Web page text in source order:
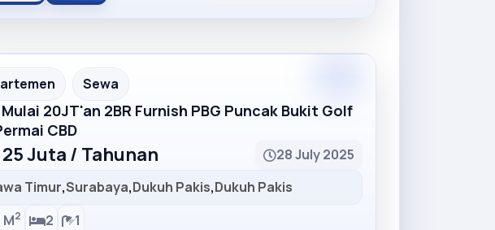
Ad Sewa
20JT'an 2BR Furnish PBG Puncak Bukit Golf
CBD
25 Juta / Tahunan
28 July 2025
Timur,Surabaya,Dukuh Pakis,Dukuh Pakis
M2 2 1